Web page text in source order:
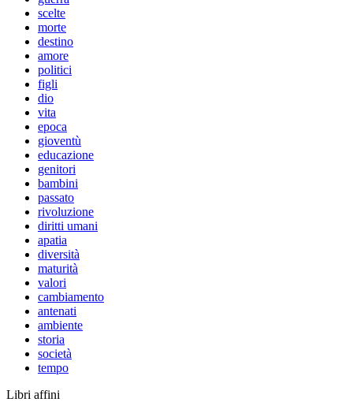
scelte
morte
destino
amore
politici
figli
dio
vita
epoca
gioventù
educazione
genitori
bambini
passato
rivoluzione
diritti umani
apatia
diversità
maturità
valori
cambiamento
antenati
ambiente
storia
società
tempo
Libri affini